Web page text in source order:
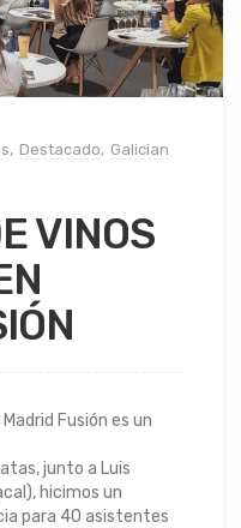
, Destacado, Galician
VINOS
Fusión es un
junto a Luis
hicimos un
para 40 asistentes